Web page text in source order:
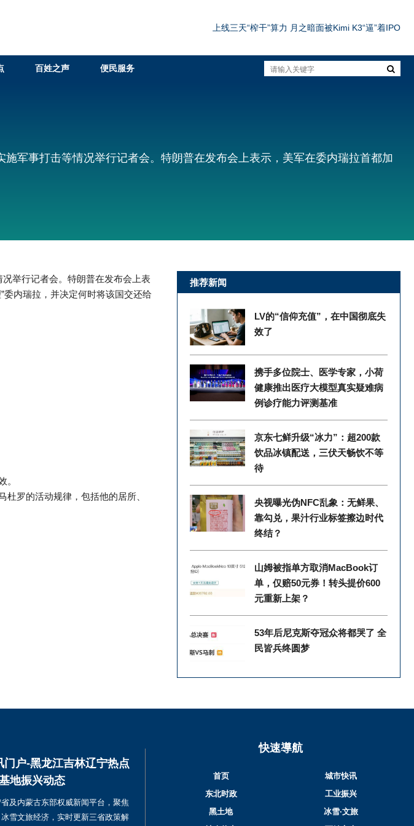
上线三天“榨干”算力 月之暗面被Kimi K3“逼”着IPO
京东外卖上线“今日半价”，大牌整点秒杀低至9.9元
百姓之声 便民服务
军事打击等情况举行记者会。特朗普在发布会上表示，美军在委内瑞拉首都加
举行记者会。特朗普在发布会上表
内瑞拉，并决定何时将该国交还给
。
罗的活动规律，包括他的居所、
推荐新闻
LV的“信仰充值”，在中国彻底失
效了
携手多位院士、医学专家，小荷
健康推出医疗大模型真实疑难病
例诊疗能力评测基准
京东七鲜升级“冰力”：超200款
饮品冰镇配送，三伏天畅饮不等
待
央视曝光伪NFC乱象：无鲜果、
靠勾兑，果汁行业标签擦边时代
终结？
山姆被指单方取消MacBook订
单，仅赔50元券！转头提价600
元重新上架？
53年后尼克斯夺冠众将都哭了 全
民皆兵终圆梦
户-黑龙江吉林辽宁热点
地振兴动态
及内蒙古东部权威新闻平台，聚焦
雪文旅经济，实时更新三省政策解
快速導航
首页
城市快讯
东北时政
工业振兴
黑土地
冰雪·文旅